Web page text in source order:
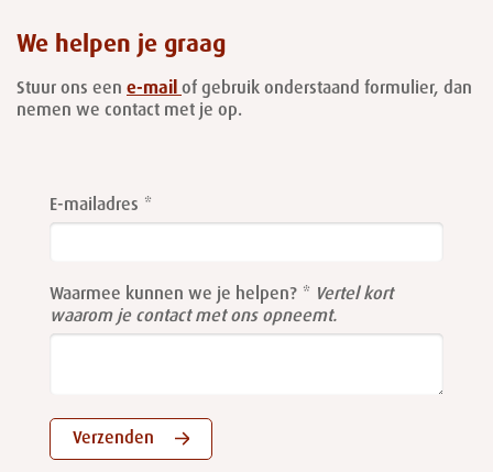
We helpen je graag
Stuur ons een e-mail of gebruik onderstaand formulier, dan
nemen we contact met je op.
this
field
E-mailadres
Waarmee kunnen we je helpen?
Vertel kort
waarom je contact met ons opneemt.
Verzenden